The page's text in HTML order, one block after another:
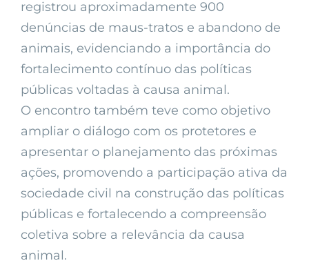
registrou aproximadamente 900
denúncias de maus-tratos e abandono de
animais, evidenciando a importância do
fortalecimento contínuo das políticas
públicas voltadas à causa animal.
O encontro também teve como objetivo
ampliar o diálogo com os protetores e
apresentar o planejamento das próximas
ações, promovendo a participação ativa da
sociedade civil na construção das políticas
públicas e fortalecendo a compreensão
coletiva sobre a relevância da causa
animal.